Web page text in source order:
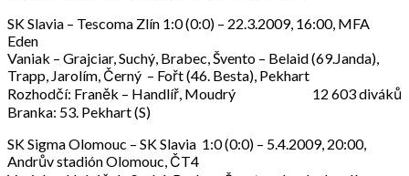
SK Slavia – Tescoma Zlín 1:0 (0:0) – 22.3.2009, 16:00, MFA
Eden
Vaniak – Grajciar, Suchý, Brabec, Švento – Belaid (69.Janda),
Trapp, Jarolím, Černý – Fořt (46. Besta), Pekhart
Rozhodčí: Franěk – Handlíř, Moudrý 12 603 diváků
Branka: 53. Pekhart (S)
SK Sigma Olomouc – SK Slavia 1:0 (0:0) – 5.4.2009, 20:00,
Andrův stadión Olomouc, ČT4